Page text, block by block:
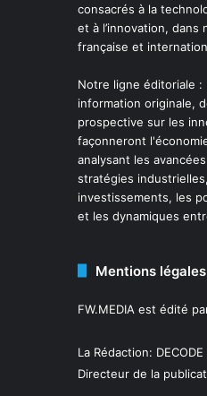
consacrés à la
et à l’innovation, dans
française et
Notre ligne éditoriale :
information originale,
prospective sur les
façonneront
analysant les
stratégies
investissements, les
et les dynamiques
Mentions légales
FW.MEDIA est édité
La Rédaction:
Directeur de la